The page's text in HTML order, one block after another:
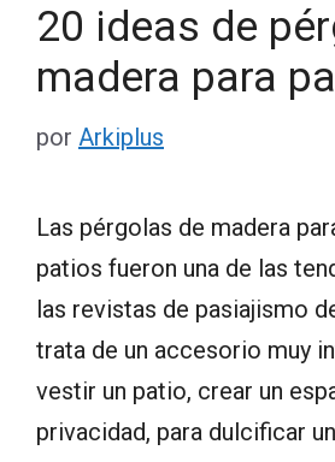
20 ideas de
madera para
por Arkiplus
Las pérgolas de madera
patios fueron una de las
las revistas de pasiajismo
trata de un accesorio muy
vestir un patio, crear un
privacidad, para dulcificar